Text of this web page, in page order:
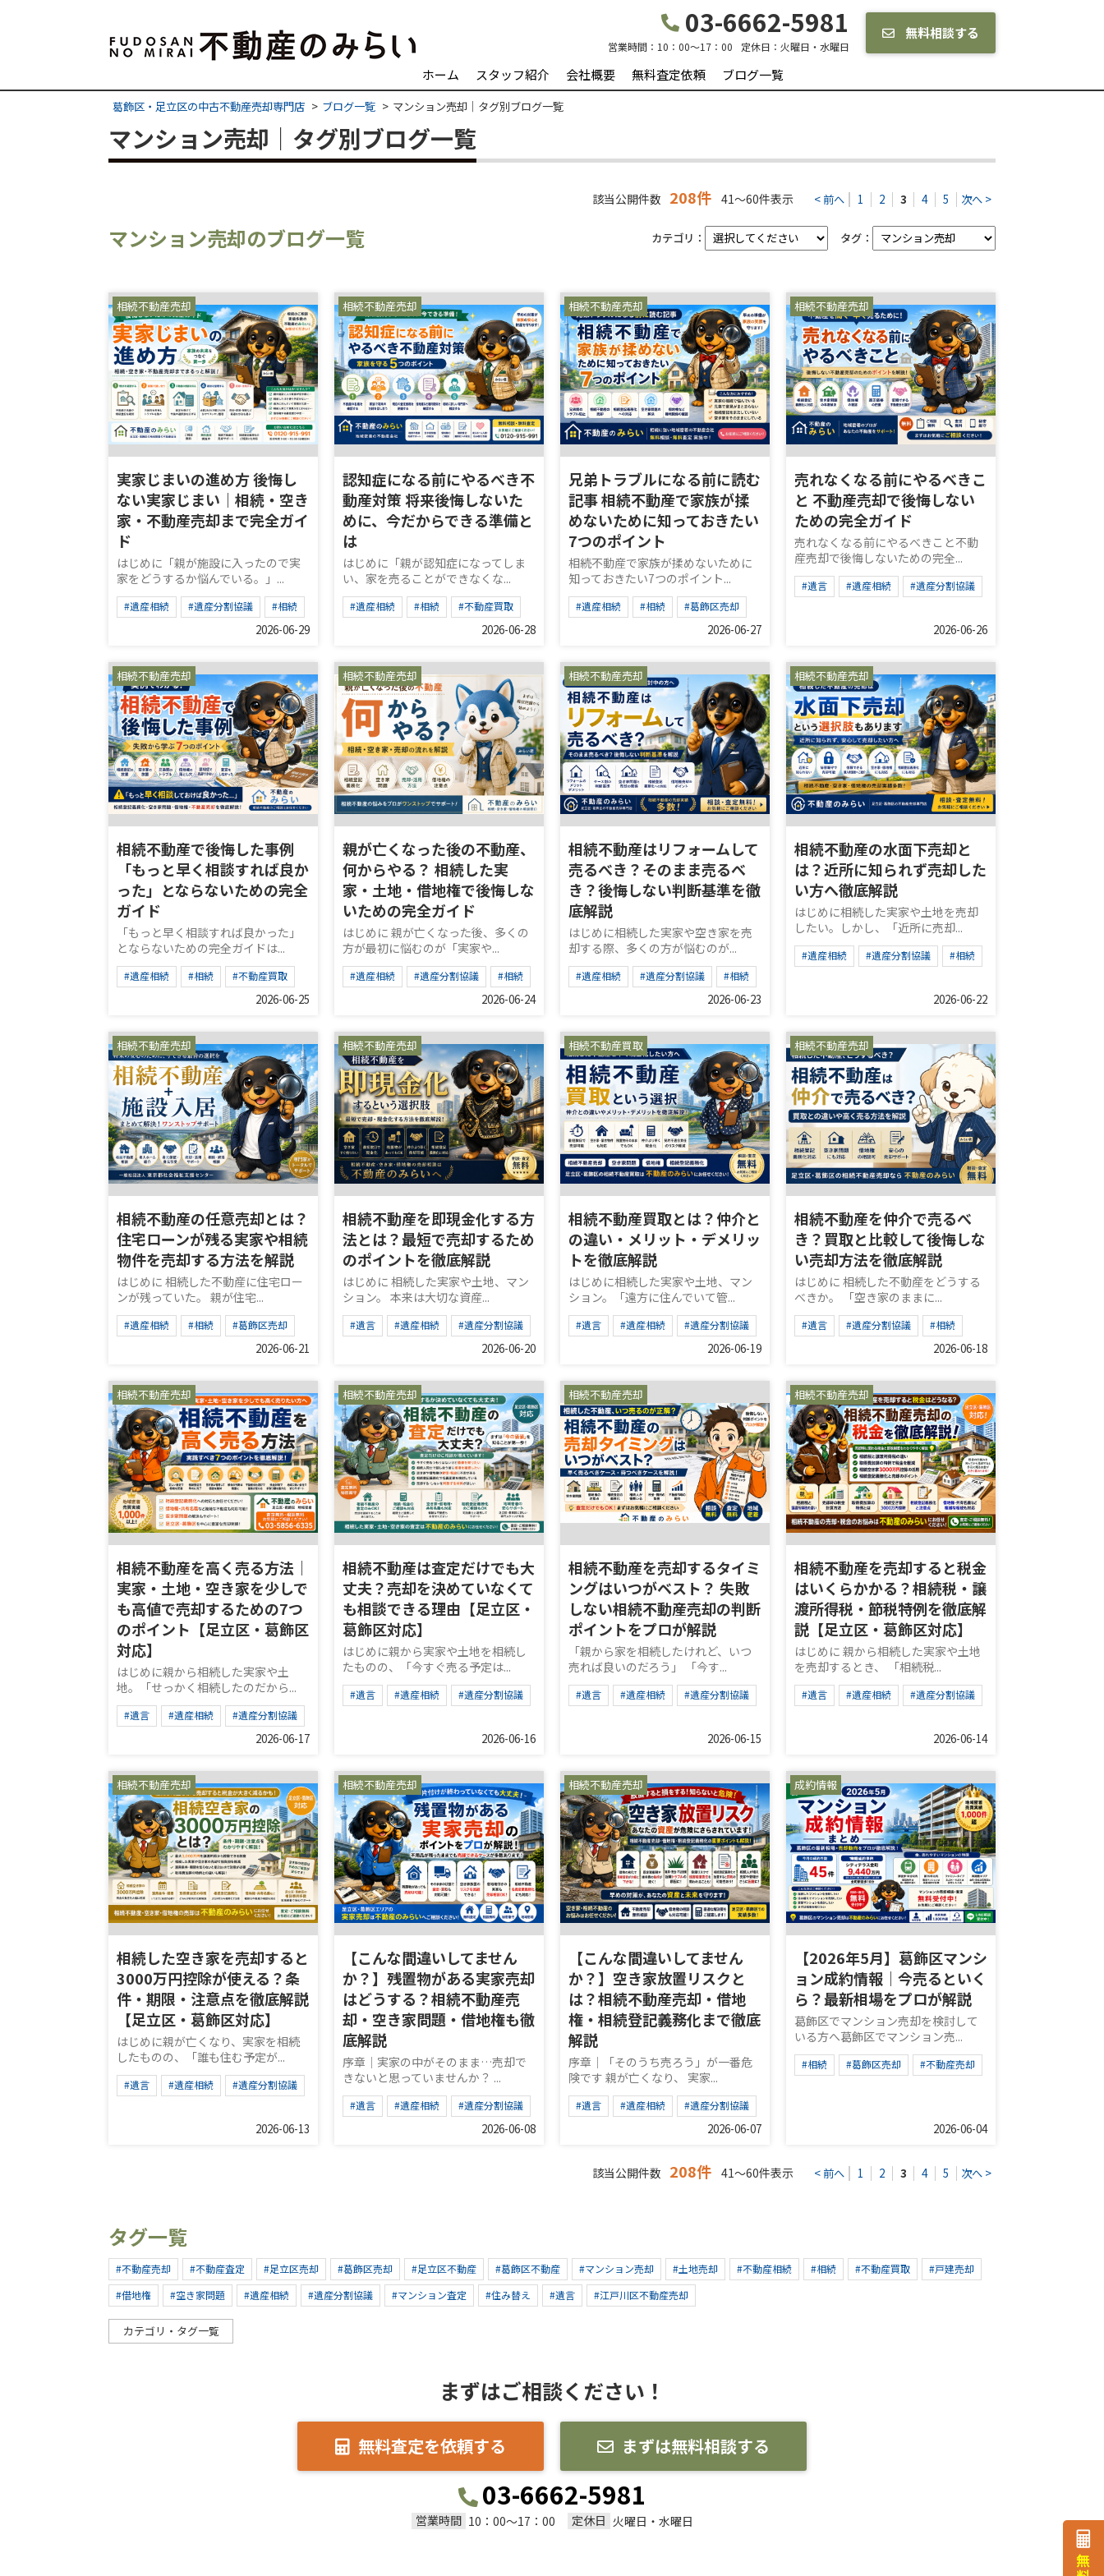
03-6662-5981
営業時間： 10：00～17：00 定休日： 火曜日・水曜日
無料相談する
ホーム スタッフ紹介 会社概要 無料査定依頼 ブログ一覧
葛飾区・足立区の中古不動産売却専門店 ブログ一覧 マンション売却｜タグ別ブログ一覧
マンション売却｜タグ別ブログ一覧
該当公開件数 208件 41～60件表示 < 前へ 1 2 3 4 5 次へ >
マンション売却のブログ一覧 カテゴリ： タグ：
相続不動産売却
実家じまいの進め方 後悔し
ない実家じまい｜相続・空き
家・不動産売却まで完全ガイ
ド
はじめに「親が施設に入ったので実
家をどうするか悩んでいる。」...
#遺産相続 #遺産分割協議 #相続
2026-06-29
相続不動産売却
認知症になる前にやるべき不
動産対策 将来後悔しないた
めに、今だからできる準備と
は
はじめに「親が認知症になってしま
い、家を売ることができなくな...
#遺産相続 #相続 #不動産買取
2026-06-28
相続不動産売却
兄弟トラブルになる前に読む
記事 相続不動産で家族が揉
めないために知っておきたい
7つのポイント
相続不動産で家族が揉めないために
知っておきたい7つのポイント...
#遺産相続 #相続 #葛飾区売却
2026-06-27
相続不動産売却
売れなくなる前にやるべきこ
と 不動産売却で後悔しない
ための完全ガイド
売れなくなる前にやるべきこと不動
産売却で後悔しないための完全...
#遺言 #遺産相続 #遺産分割協議
2026-06-26
相続不動産売却
相続不動産で後悔した事例
「もっと早く相談すれば良か
った」とならないための完全
ガイド
「もっと早く相談すれば良かった」
とならないための完全ガイドは...
#遺産相続 #相続 #不動産買取
2026-06-25
相続不動産売却
親が亡くなった後の不動産、
何からやる？ 相続した実
家・土地・借地権で後悔しな
いための完全ガイド
はじめに 親が亡くなった後、多くの
方が最初に悩むのが「実家や...
#遺産相続 #遺産分割協議 #相続
2026-06-24
相続不動産売却
相続不動産はリフォームして
売るべき？そのまま売るべ
き？後悔しない判断基準を徹
底解説
はじめに相続した実家や空き家を売
却する際、多くの方が悩むのが...
#遺産相続 #遺産分割協議 #相続
2026-06-23
相続不動産売却
相続不動産の水面下売却と
は？近所に知られず売却した
い方へ徹底解説
はじめに相続した実家や土地を売却
したい。しかし、「近所に売却...
#遺産相続 #遺産分割協議 #相続
2026-06-22
相続不動産売却
相続不動産の任意売却とは？
住宅ローンが残る実家や相続
物件を売却する方法を解説
はじめに 相続した不動産に住宅ロー
ンが残っていた。 親が住宅...
#遺産相続 #相続 #葛飾区売却
2026-06-21
相続不動産売却
相続不動産を即現金化する方
法とは？最短で売却するため
のポイントを徹底解説
はじめに 相続した実家や土地、マン
ション。 本来は大切な資産...
#遺言 #遺産相続 #遺産分割協議
2026-06-20
相続不動産買取
相続不動産買取とは？仲介と
の違い・メリット・デメリッ
トを徹底解説
はじめに相続した実家や土地、マン
ション。「遠方に住んでいて管...
#遺言 #遺産相続 #遺産分割協議
2026-06-19
相続不動産売却
相続不動産を仲介で売るべ
き？買取と比較して後悔しな
い売却方法を徹底解説
はじめに 相続した不動産をどうする
べきか。 「空き家のままに...
#遺言 #遺産分割協議 #相続
2026-06-18
相続不動産売却
相続不動産を高く売る方法｜
実家・土地・空き家を少しで
も高値で売却するための7つ
のポイント【足立区・葛飾区
対応】
はじめに親から相続した実家や土
地。「せっかく相続したのだから...
#遺言 #遺産相続 #遺産分割協議
2026-06-17
相続不動産売却
相続不動産は査定だけでも大
丈夫？売却を決めていなくて
も相談できる理由【足立区・
葛飾区対応】
はじめに親から実家や土地を相続し
たものの、「今すぐ売る予定は...
#遺言 #遺産相続 #遺産分割協議
2026-06-16
相続不動産売却
相続不動産を売却するタイミ
ングはいつがベスト？ 失敗
しない相続不動産売却の判断
ポイントをプロが解説
「親から家を相続したけれど、いつ
売れば良いのだろう」 「今す...
#遺言 #遺産相続 #遺産分割協議
2026-06-15
相続不動産売却
相続不動産を売却すると税金
はいくらかかる？相続税・譲
渡所得税・節税特例を徹底解
説【足立区・葛飾区対応】
はじめに 親から相続した実家や土地
を売却するとき、 「相続税...
#遺言 #遺産相続 #遺産分割協議
2026-06-14
相続不動産売却
相続した空き家を売却すると
3000万円控除が使える？条
件・期限・注意点を徹底解説
【足立区・葛飾区対応】
はじめに親が亡くなり、実家を相続
したものの、「誰も住む予定が...
#遺言 #遺産相続 #遺産分割協議
2026-06-13
相続不動産売却
【こんな間違いしてません
か？】残置物がある実家売却
はどうする？相続不動産売
却・空き家問題・借地権も徹
底解説
序章｜実家の中がそのまま…売却で
きないと思っていませんか？ ...
#遺言 #遺産相続 #遺産分割協議
2026-06-08
相続不動産売却
【こんな間違いしてません
か？】空き家放置リスクと
は？相続不動産売却・借地
権・相続登記義務化まで徹底
解説
序章｜「そのうち売ろう」が一番危
険です 親が亡くなり、 実家...
#遺言 #遺産相続 #遺産分割協議
2026-06-07
成約情報
【2026年5月】葛飾区マンシ
ョン成約情報｜今売るといく
ら？最新相場をプロが解説
葛飾区でマンション売却を検討して
いる方へ葛飾区でマンション売...
#相続 #葛飾区売却 #不動産売却
2026-06-04
該当公開件数 208件 41～60件表示 < 前へ 1 2 3 4 5 次へ >
タグ一覧
#不動産売却 #不動産査定 #足立区売却 #葛飾区売却 #足立区不動産 #葛飾区不動産 #マンション売却 #土地売却 #不動産相続 #相続 #不動産買取
#戸建売却
#借地権
#空き家問題 #遺産相続 #遺産分割協議 #マンション査定 #住み替え #遺言 #江戸川区不動産売却
カテゴリ・タグ一覧
まずはご相談ください！
無料査定を依頼する まずは無料相談する
03-6662-5981
営業時間 10：00～17：00 定休日 火曜日・水曜日